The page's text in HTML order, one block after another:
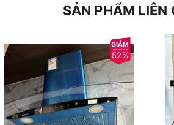
SẢN PHẨM LIÊN
52%